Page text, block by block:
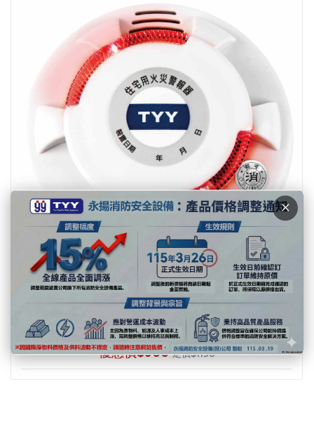
YDS-H02 獨立式語音型住宅用火災警報器-偵煙(光電
式)TYY閃光語音消防警報器(盤裝-附防塵罩),若要(單包裝-
無防塵罩)請註明)
優惠價$900定價$1150
×